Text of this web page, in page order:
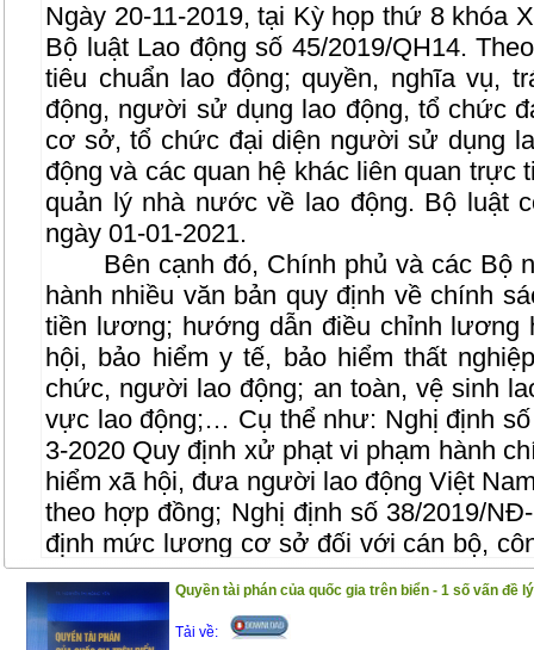
Ngày 20-11-2019, tại Kỳ họp thứ 8 khóa
Bộ luật Lao động số 45/2019/QH14.
tiêu chuẩn lao động; quyền, nghĩa vụ,
động, người sử dụng lao động, tổ chức
cơ sở, tổ chức đại diện người sử dụng
động và các quan hệ khác liên quan trực
quản lý nhà nước về lao động. Bộ luật
ngày 01-01-2021.
Bên cạnh đó, Chính phủ và các Bộ
hành nhiều văn bản quy định về chính
tiền lương; hướng dẫn điều chỉnh lương
hội, bảo hiểm y tế, bảo hiểm thất
chức, người lao động; an toàn, vệ sinh
vực lao động;… Cụ thể như: Nghị định
3-2020 Quy định xử phạt vi phạm hành
hiểm xã hội, đưa người lao động Việt
theo hợp đồng; Nghị định số 38/2019/
định mức lương cơ sở đối với cán bộ,
lượng vũ trang; Nghị định số 90/2019/
định mức lương tối thiểu vùng đối với
hợp đồng lao động; Văn bản hợp nhất số
Quyền tài phán của quốc gia trên biển - 1 số vấn đề
Tải về: